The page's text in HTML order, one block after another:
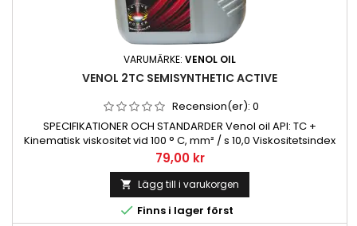
VARUMÄRKE: VENOL OIL
VENOL 2TC SEMISYNTHETIC ACTIVE
Recension(er): 0
SPECIFIKATIONER OCH STANDARDER Venol oil API: TC +
Kinematisk viskositet vid 100 ° C, mm² / s 10,0 Viskositetsindex
130 Hällpunkt ° C -30 Flampunkt ° C 110
Pris
79,00 kr
 Lägg till i varukorgen
 Finns i lager först